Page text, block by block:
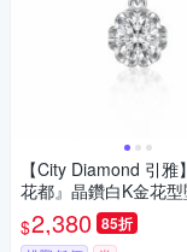
【City Diamond 引雅
花都』晶鑽白K金花
鍊(浮光流影系列)
$2,380 85折